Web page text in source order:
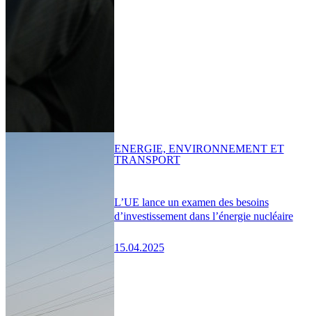
L’UE lance un examen des besoins
d’investissement dans l’énergie nucléaire
15.04.2025
ENERGIE, ENVIRONNEMENT ET
TRANSPORT